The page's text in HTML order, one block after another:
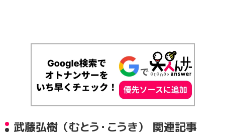
武藤弘樹（むとう・こうき） 関連記事